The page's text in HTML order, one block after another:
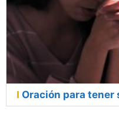
Oración para